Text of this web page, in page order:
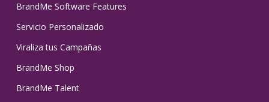
BrandMe Software Features
Servicio Personalizado
Viraliza tus Campañas
BrandMe Shop
BrandMe Talent